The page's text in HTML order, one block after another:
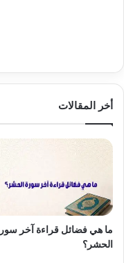
أخر المقالات
ما هي فضائل قراءة آخر
الحشر؟